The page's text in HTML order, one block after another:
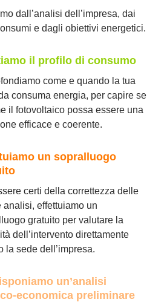
dall’analisi dell’impresa, dai
e dagli obiettivi energetici.
il profilo di consumo
come e quando la tua
consuma energia, per capire se
il fotovoltaico possa essere una
efficace e coerente.
un sopralluogo
certi della correttezza delle
analisi, effettuiamo un
gratuito per valutare la
dell’intervento direttamente
la sede dell’impresa.
un’analisi
economica preliminare